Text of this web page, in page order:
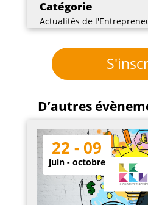
Catégorie
Actualités de
D’autres
22 - 09
juin - octobre